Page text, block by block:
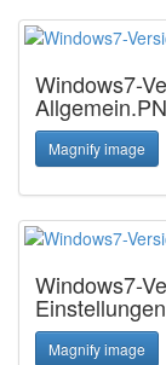
Windows7-
Magnify image
Windows7-
Magnify image